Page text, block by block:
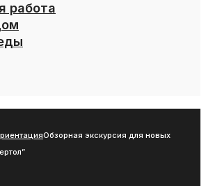
работа
Обзорная экскурсия для новых